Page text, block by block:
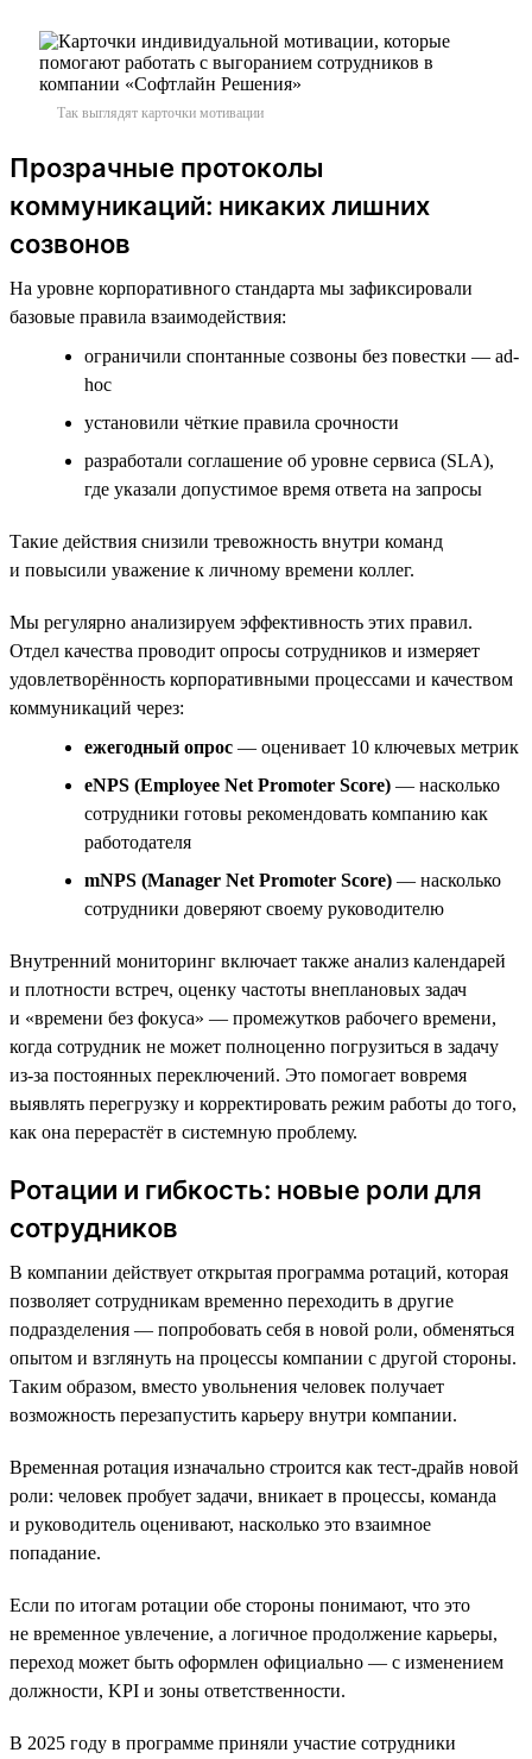
Так выглядят карточки мотивации
Прозрачные протоколы
коммуникаций: никаких лишних
созвонов
На уровне корпоративного стандарта мы зафиксировали
базовые правила взаимодействия:
ограничили спонтанные созвоны без повестки — ad-
hoc
установили чёткие правила срочности
разработали соглашение об уровне сервиса (SLA),
где указали допустимое время ответа на запросы
Такие действия снизили тревожность внутри команд
и повысили уважение к личному времени коллег.
Мы регулярно анализируем эффективность этих правил.
Отдел качества проводит опросы сотрудников и измеряет
удовлетворённость корпоративными процессами и качеством
коммуникаций через:
ежегодный опрос — оценивает 10 ключевых метрик
eNPS (Employee Net Promoter Score) — насколько
сотрудники готовы рекомендовать компанию как
работодателя
mNPS (Manager Net Promoter Score) — насколько
сотрудники доверяют своему руководителю
Внутренний мониторинг включает также анализ календарей
и плотности встреч, оценку частоты внеплановых задач
и «времени без фокуса» — промежутков рабочего времени,
когда сотрудник не может полноценно погрузиться в задачу
из-за постоянных переключений. Это помогает вовремя
выявлять перегрузку и корректировать режим работы до того,
как она перерастёт в системную проблему.
Ротации и гибкость: новые роли для
сотрудников
В компании действует открытая программа ротаций, которая
позволяет сотрудникам временно переходить в другие
подразделения — попробовать себя в новой роли, обменяться
опытом и взглянуть на процессы компании с другой стороны.
Таким образом, вместо увольнения человек получает
возможность перезапустить карьеру внутри компании.
Временная ротация изначально строится как тест-драйв новой
роли: человек пробует задачи, вникает в процессы, команда
и руководитель оценивают, насколько это взаимное
попадание.
Если по итогам ротации обе стороны понимают, что это
не временное увлечение, а логичное продолжение карьеры,
переход может быть оформлен официально — с изменением
должности, KPI и зоны ответственности.
В 2025 году в программе приняли участие сотрудники